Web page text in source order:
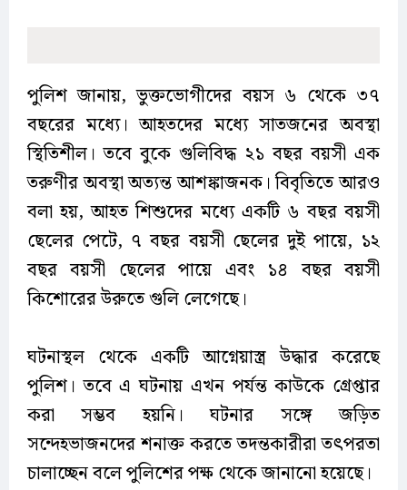
পুলিশ জানায়, ভুক্তভোগীদের বয়স ৬ থেকে ৩৭
বছরের মধ্যে। আহতদের মধ্যে সাতজনের অবস্থা
স্থিতিশীল। তবে বুকে গুলিবিদ্ধ ২১ বছর বয়সী এক
তরুণীর অবস্থা অত্যন্ত আশঙ্কাজনক। বিবৃতিতে আরও
বলা হয়, আহত শিশুদের মধ্যে একটি ৬ বছর বয়সী
ছেলের পেটে, ৭ বছর বয়সী ছেলের দুই পায়ে, ১২
বছর বয়সী ছেলের পায়ে এবং ১৪ বছর বয়সী
কিশোরের উরুতে গুলি লেগেছে।
ঘটনাস্থল থেকে একটি আগ্নেয়াস্ত্র উদ্ধার করেছে
পুলিশ। তবে এ ঘটনায় এখন পর্যন্ত কাউকে গ্রেপ্তার
করা সম্ভব হয়নি। ঘটনার সঙ্গে জড়িত
সন্দেহভাজনদের শনাক্ত করতে তদন্তকারীরা তৎপরতা
চালাচ্ছেন বলে পুলিশের পক্ষ থেকে জানানো হয়েছে।